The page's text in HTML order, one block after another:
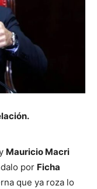
Mauricio Macri
por Ficha
que ya roza lo